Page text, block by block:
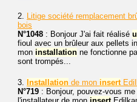
2. Litige société remplacement
bois
N°1048 : Bonjour J'ai fait réalisé
fioul avec un brûleur aux pellets
mon installation ne fonctionne
sont trompés...
3. Installation de mon insert
N°719 : Bonjour, pouvez-vous